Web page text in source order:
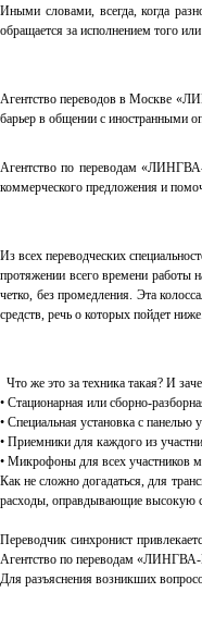
Иными словами, всегда, когда
обращается за исполнением того
Агентство переводов в Москве
барьер в общении с иностранными
Агентство по переводам «ЛИНГВА-
коммерческого предложения и
Из всех переводческих
протяжении всего времени работы
четко, без промедления. Эта
средств, речь о которых пойдет ниже.
Что же это за техника такая? И
• Стационарная или сборно-
• Специальная установка с
• Приемники для каждого из
• Микрофоны для всех участников
Как не сложно догадаться, для
расходы, оправдывающие высокую
Переводчик синхронист
Агентство по переводам «ЛИНГВА-
Для разъяснения возникших